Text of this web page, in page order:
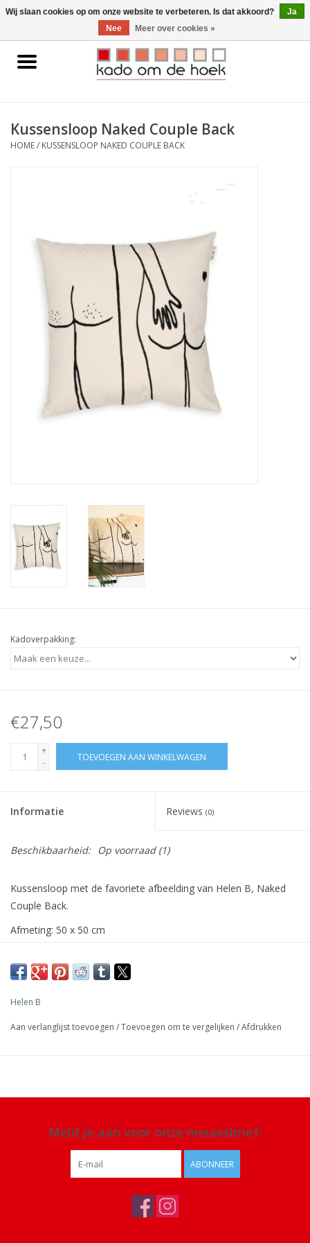
0 Artikelen - €0,00
Home
Gadgets
Kussensloop Naked Couple Back
HOME/ KUSSENSLOOP NAKED COUPLE BACK
Kadoverpakking:
€27,50
+
-
TOEVOEGEN AAN WINKELWAGEN
Informatie Reviews (0)
Beschikbaarheid: Op voorraad(1)
Kussensloop met de favoriete afbeelding van Helen B, Naked
Couple Back.
Afmeting: 50 x 50 cm
Details:zwarte lijntekening met gebroken witte achtergrond,
gemaakt in Portugal, binnenkussen niet inbegrepen
Helen B
Aan verlanglijst toevoegen /Toevoegen om te vergelijken /Afdrukken
Meld je aan voor onze nieuwsbrief:
ABONNEER
Wij slaan cookies op om onze website te verbeteren. Is dat akkoord?
Ja
Nee
Meer over cookies »